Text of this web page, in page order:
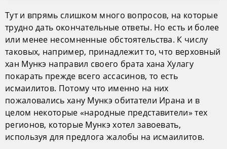
Тут и впрямь слишком много вопросов, на которые
трудно дать окончательные ответы. Но есть и более
или менее несомненные обстоятельства. К числу
таковых, например, принадлежит то, что верховный
хан Мункэ направил своего брата хана Хулагу
покарать прежде всего ассасинов, то есть
исмаилитов. Потому что именно на них
пожаловались хану Мункэ обитатели Ирана и в
целом некоторые «народные представители» тех
регионов, которые Мункэ хотел завоевать,
используя для предлога жалобы на исмаилитов.